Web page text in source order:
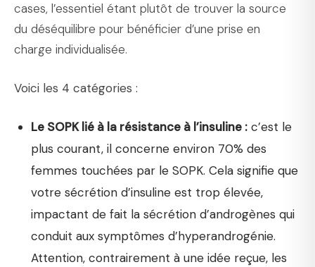
cases, l’essentiel étant plutôt de trouver la source
du déséquilibre pour bénéficier d’une prise en
charge individualisée.
Voici les 4 catégories :
Le SOPK lié à la résistance à l’insuline :c’est le
plus courant, il concerne environ 70% des
femmes touchées par le SOPK. Cela signifie que
votre sécrétion d’insuline est trop élevée,
impactant de fait la sécrétion d’androgènes qui
conduit aux symptômes d’hyperandrogénie.
Attention, contrairement à une idée reçue, les